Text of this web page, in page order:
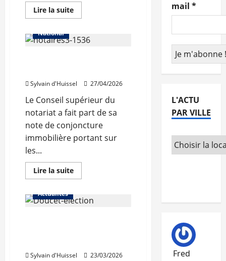
Lire la suiteEn
savoir
Les
ambitions
municipalité
de
Clermont-
Ferrand
Auvergne-Rhône-Alpes
Les prix
Lyon
National
Sylvain d'Huissel 27/04/2026
Le Conseil supérieur du
notariat a fait part de sa
note de conjoncture
immobilière portant sur
les...
Lire la suiteEn
savoir
La
reprise
Actualités
Sylvain d'Huissel 23/03/2026
mail *
L'ACTU
PAR VILLE
Fred